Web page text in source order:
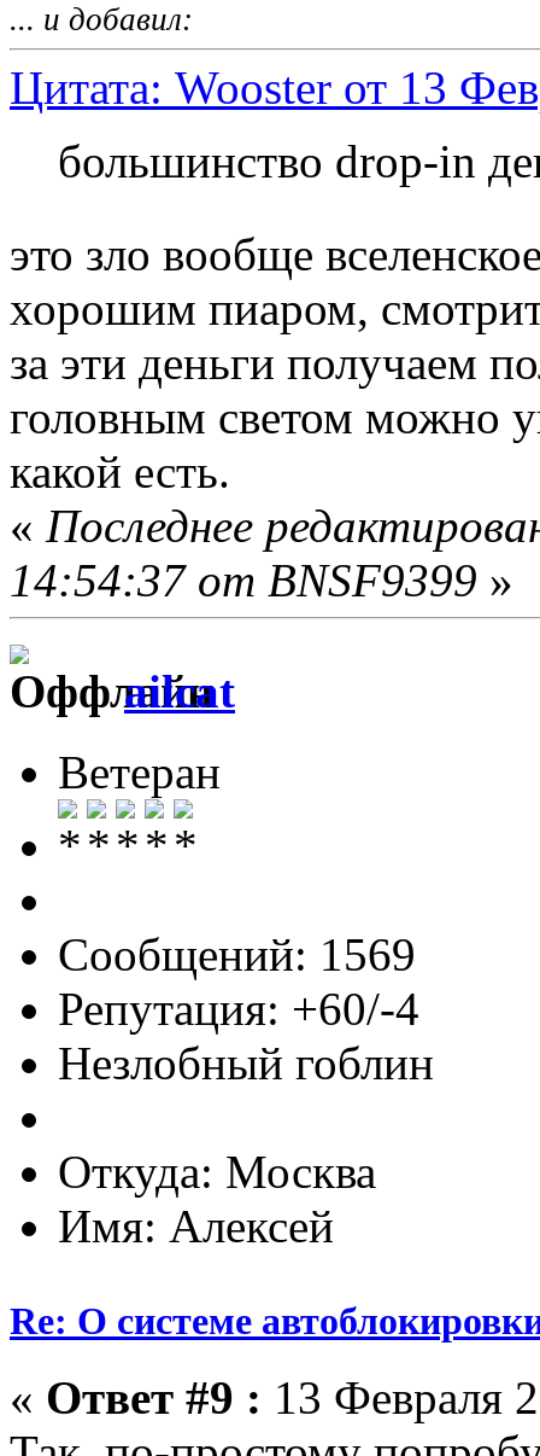
... и добавил:
Цитата: Wooster от 13
большинство drop-in
это зло вообще
хорошим пиаром,
за эти деньги получаем
головным светом можно
какой есть.
« Последнее
14:54:37 от BNSF9399 »
ailcat
Ветеран
Сообщений: 1569
Репутация: +60/-4
Незлобный гоблин
Откуда: Москва
Имя: Алексей
Re: О системе
« Ответ #9 : 13 Февраля